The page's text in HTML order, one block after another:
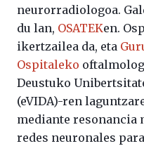
neurorradiologoa.
du lan, OSATEKen.
ikertzailea da, eta
Ospitaleko
Deustuko
(eVIDA)-ren
mediante resonancia
redes neuronales